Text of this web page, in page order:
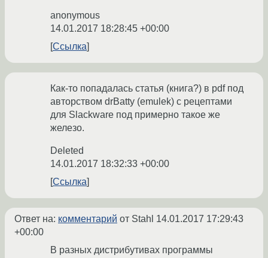
anonymous
14.01.2017 18:28:45 +00:00
Ссылка
Как-то попадалась статья (книга?) в pdf под
авторством drBatty (emulek) с рецептами
для Slackware под примерно такое же
железо.
Deleted
14.01.2017 18:32:33 +00:00
Ссылка
Ответ на: комментарий от Stahl 14.01.2017 17:29:43
+00:00
В разных дистрибутивах программы